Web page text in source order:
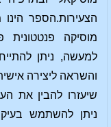
הצעירות.הספר
מוסיקה
למעשה, ניתן
והשראה ליצירה
שיעזרו להבין את
ניתן להשתמש